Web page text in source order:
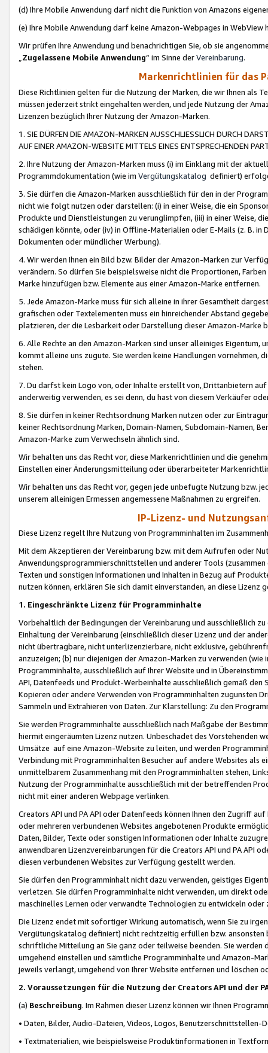
(d) Ihre Mobile Anwendung darf nicht die Funktion von Amazons
(e) Ihre Mobile Anwendung darf keine Amazon-Webpages in WebView
Wir prüfen Ihre Anwendung und benachrichtigen Sie, ob sie
„Zugelassene Mobile Anwendung“ im Sinne derVereinbarung.
Markenrichtlinien für das
Diese Richtlinien gelten für die Nutzung der Marken, die wir Ihnen als
müssen jederzeit strikt eingehalten werden, und jede Nutzung der
Lizenzen bezüglich Ihrer Nutzung der Amazon-Marken.
1. SIE DÜRFEN DIE AMAZON-MARKEN AUSSCHLIESSLICH DURCH
AUF EINER AMAZON-WEBSITE MITTELS EINES ENTSPRECHENDEN
2. Ihre Nutzung der Amazon-Marken muss (i) im Einklang mit der
Programmdokumentation (wie im Vergütungskatalog definiert)
3. Sie dürfen die Amazon-Marken ausschließlich für den in der
nicht wie folgt nutzen oder darstellen: (i) in einer Weise, die ein
Produkte und Dienstleistungen zu verunglimpfen, (iii) in einer Weise,
schädigen könnte, oder (iv) in Offline-Materialien oder E-Mails (z. B. in
Dokumenten oder mündlicher Werbung).
4. Wir werden Ihnen ein Bild bzw. Bilder der Amazon-Marken zur
verändern. So dürfen Sie beispielsweise nicht die Proportionen,
Marke hinzufügen bzw. Elemente aus einer Amazon-Marke entfernen.
5. Jede Amazon-Marke muss für sich alleine in ihrer Gesamtheit
grafischen oder Textelementen muss ein hinreichender Abstand
platzieren, der die Lesbarkeit oder Darstellung dieser Amazon-Marke
6. Alle Rechte an den Amazon-Marken sind unser alleiniges
kommt alleine uns zugute. Sie werden keine Handlungen vornehmen,
stehen.
7. Du darfst kein Logo von, oder Inhalte erstellt von,Drittanbietern auf
anderweitig verwenden, es sei denn, du hast von diesem Verkäufer
8. Sie dürfen in keiner Rechtsordnung Marken nutzen oder zur
keiner Rechtsordnung Marken, Domain-Namen, Subdomain-Namen,
Amazon-Marke zum Verwechseln ähnlich sind.
Wir behalten uns das Recht vor, diese Markenrichtlinien und die
Einstellen einer Änderungsmitteilung oder überarbeiteter
Wir behalten uns das Recht vor, gegen jede unbefugte Nutzung bzw.
unserem alleinigen Ermessen angemessene Maßnahmen zu ergreifen.
IP-Lizenz- und
Diese Lizenz regelt Ihre Nutzung von Programminhalten im
Mit dem Akzeptieren der Vereinbarung bzw. mit dem Aufrufen oder
Anwendungsprogrammierschnittstellen und anderer Tools (zusammen
Texten und sonstigen Informationen und Inhalten in Bezug auf
nutzen können, erklären Sie sich damit einverstanden, an diese Lizenz
1. Eingeschränkte Lizenz für Programminhalte
Vorbehaltlich der Bedingungen der Vereinbarung und ausschließlich
Einhaltung der Vereinbarung (einschließlich dieser Lizenz und der
nicht übertragbare, nicht unterlizenzierbare, nicht exklusive,
anzuzeigen; (b) nur diejenigen der Amazon-Marken zu verwenden
Programminhalte, ausschließlich auf Ihrer Website und in
API, Datenfeeds und Produkt-Werbeinhalte ausschließlich gemäß
Kopieren oder andere Verwenden von Programminhalten zugunsten
Sammeln und Extrahieren von Daten. Zur Klarstellung: Zu den
Sie werden Programminhalte ausschließlich nach Maßgabe der
hiermit eingeräumten Lizenz nutzen. Unbeschadet des Vorstehenden
Umsätze auf eine Amazon-Website zu leiten, und werden
Verbindung mit Programminhalten Besucher auf andere Websites als
unmittelbarem Zusammenhang mit den Programminhalten stehen,
Nutzung der Programminhalte ausschließlich mit der betreffenden
nicht mit einer anderen Webpage verlinken.
Creators API und PA API oder Datenfeeds können Ihnen den Zugriff
oder mehreren verbundenen Websites angebotenen Produkte
Daten, Bilder, Texte oder sonstigen Informationen oder Inhalte
anwendbaren Lizenzvereinbarungen für die Creators API und PA API
diesen verbundenen Websites zur Verfügung gestellt werden.
Sie dürfen den Programminhalt nicht dazu verwenden, geistiges
verletzen. Sie dürfen Programminhalte nicht verwenden, um direkt
maschinelles Lernen oder verwandte Technologien zu entwickeln
Die Lizenz endet mit sofortiger Wirkung automatisch, wenn Sie zu
Vergütungskatalog definiert) nicht rechtzeitig erfüllen bzw. ansonsten
schriftliche Mitteilung an Sie ganz oder teilweise beenden. Sie werden
umgehend einstellen und sämtliche Programminhalte und Amazon-
jeweils verlangt, umgehend von Ihrer Website entfernen und löschen
2. Voraussetzungen für die Nutzung der Creators API und der
(a) Beschreibung. Im Rahmen dieser Lizenz können wir Ihnen
• Daten, Bilder, Audio-Dateien, Videos, Logos, Benutzerschnittstellen-
• Textmaterialien, wie beispielsweise Produktinformationen in